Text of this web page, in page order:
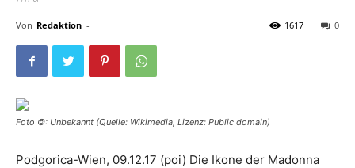
Von Redaktion - 0
1617
Foto ©: Unbekannt (Quelle: Wikimedia, Lizenz: Public domain)
Podgorica-Wien, 09.12.17 (poi) Die Ikone der Madonna